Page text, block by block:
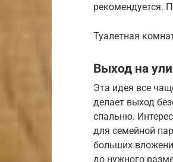
рекомендуется.
Туалетная
Выход на
Эта идея все
делает выход
спальню.
для семейной
больших
до нужного